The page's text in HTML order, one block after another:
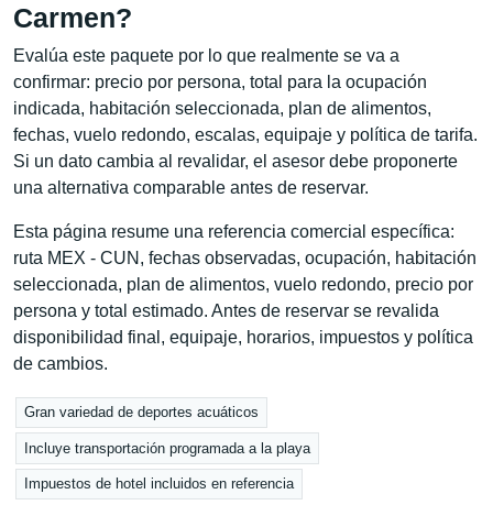
Carmen?
Evalúa este paquete por lo que realmente se va a
confirmar: precio por persona, total para la ocupación
indicada, habitación seleccionada, plan de alimentos,
fechas, vuelo redondo, escalas, equipaje y política de tarifa.
Si un dato cambia al revalidar, el asesor debe proponerte
una alternativa comparable antes de reservar.
Esta página resume una referencia comercial específica:
ruta MEX - CUN, fechas observadas, ocupación, habitación
seleccionada, plan de alimentos, vuelo redondo, precio por
persona y total estimado. Antes de reservar se revalida
disponibilidad final, equipaje, horarios, impuestos y política
de cambios.
Gran variedad de deportes acuáticos
Incluye transportación programada a la playa
Impuestos de hotel incluidos en referencia